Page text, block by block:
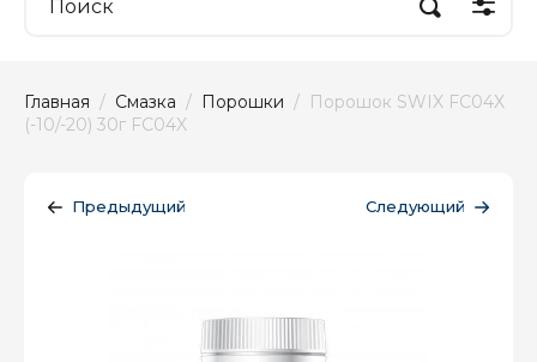
Главная / Смазка / Порошки /  Порошок SWIX FC04X
(-10/-20) 30г FC04X
Предыдущий Следующий